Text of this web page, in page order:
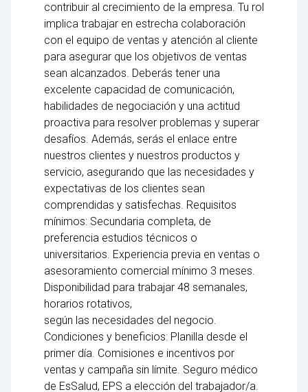
contribuir al crecimiento de la empresa. Tu rol
implica trabajar en estrecha colaboración
con el equipo de ventas y atención al cliente
para asegurar que los objetivos de ventas
sean alcanzados. Deberás tener una
excelente capacidad de comunicación,
habilidades de negociación y una actitud
proactiva para resolver problemas y superar
desafíos. Además, serás el enlace entre
nuestros clientes y nuestros productos y
servicio, asegurando que las necesidades y
expectativas de los clientes sean
comprendidas y satisfechas. Requisitos
mínimos: Secundaria completa, de
preferencia estudios técnicos o
universitarios. Experiencia previa en ventas o
asesoramiento comercial mínimo 3 meses.
Disponibilidad para trabajar 48 semanales,
horarios rotativos,
según las necesidades del negocio.
Condiciones y beneficios: Planilla desde el
primer día. Comisiones e incentivos por
ventas y campaña sin límite. Seguro médico
de EsSalud, EPS a elección del trabajador/a.